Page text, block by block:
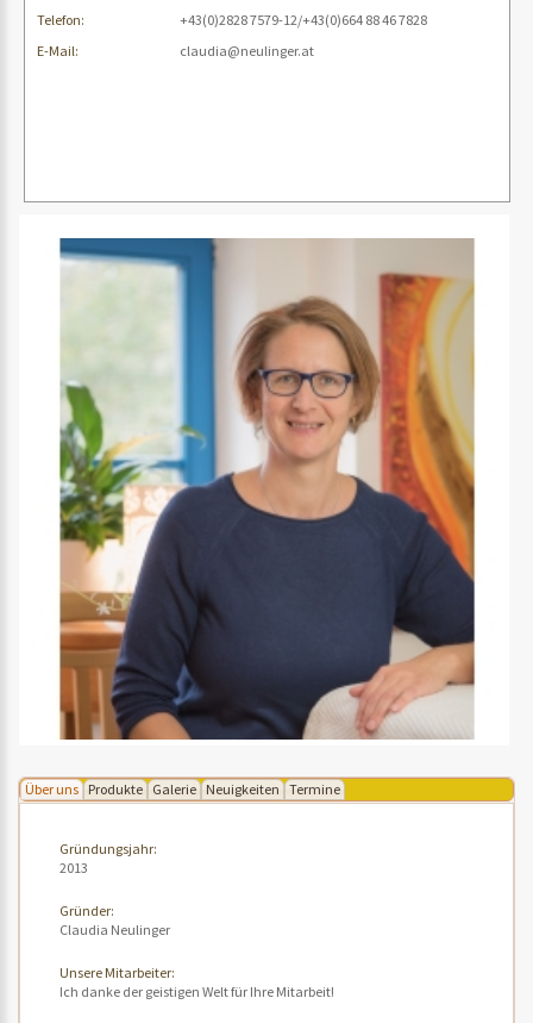
Telefon:
+43(0)2828 7579-12/+43(0)664 88 46 7828
E-Mail:
claudia@neulinger.at
Über uns Produkte Galerie Neuigkeiten Termine
Gründungsjahr:
2013
Gründer:
Claudia Neulinger
Unsere Mitarbeiter:
Ich danke der geistigen Welt für Ihre Mitarbeit!